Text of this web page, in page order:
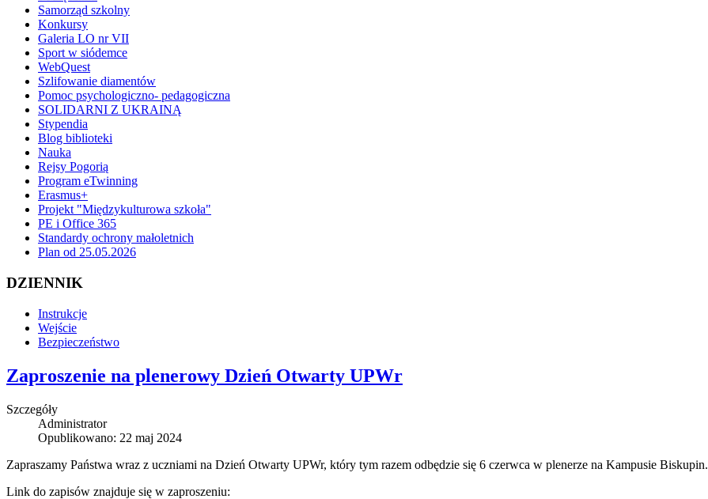
Samorząd szkolny
Konkursy
Galeria LO nr VII
Sport w siódemce
WebQuest
Szlifowanie diamentów
Pomoc psychologiczno- pedagogiczna
SOLIDARNI Z UKRAINĄ
Stypendia
Blog biblioteki
Nauka
Rejsy Pogorią
Program eTwinning
Erasmus+
Projekt "Międzykulturowa szkoła"
PE i Office 365
Standardy ochrony małoletnich
Plan od 25.05.2026
DZIENNIK
Instrukcje
Wejście
Bezpieczeństwo
Zaproszenie na plenerowy Dzień Otwarty UPWr
Szczegóły
Administrator
Opublikowano: 22 maj 2024
Zapraszamy Państwa wraz z uczniami na Dzień Otwarty UPWr, który tym razem odbędzie się 6 czerwca w plenerze na Kampusie Biskupin.
Link do zapisów znajduje się w zaproszeniu: